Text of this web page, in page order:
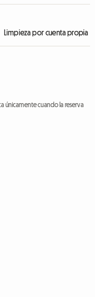
Limpieza por cuenta propia
únicamente cuando la reserva